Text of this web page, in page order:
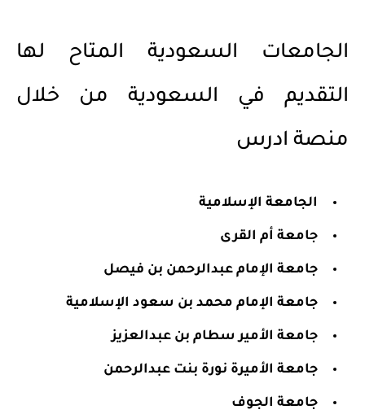
الجامعات السعودية المتاح لها
التقديم في السعودية من خلال
منصة ادرس
الجامعة الإسلامية
جامعة أم القرى
جامعة الإمام عبدالرحمن بن فيصل
جامعة الإمام محمد بن سعود الإسلامية
جامعة الأمير سطام بن عبدالعزيز
جامعة الأميرة نورة بنت عبدالرحمن
جامعة الجوف